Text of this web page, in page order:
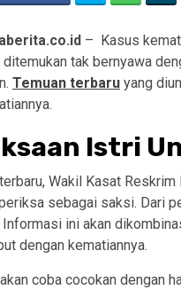
– Kasus
ditemukan tak bernyawa
Temuan terbaru yang
Istri
Wakil Kasat
sebagai saksi. Dari
ini akan
dengan kematiannya.
coba cocokan dengan